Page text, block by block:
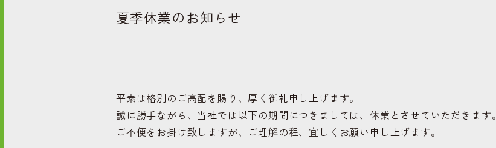
夏季休業のお知らせ
平素は格別のご高配を賜り、厚く御礼申し上げます。
誠に勝手ながら、当社では以下の期間につきましては、休業とさせていただきます。
ご不便をお掛け致しますが、ご理解の程、宜しくお願い申し上げます。